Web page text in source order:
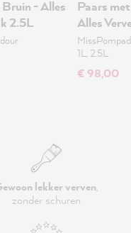
- Alles
2.5L
Paars
Alles
1L, 2.5L
€ 98,00
lekker verven,
zonder schuren